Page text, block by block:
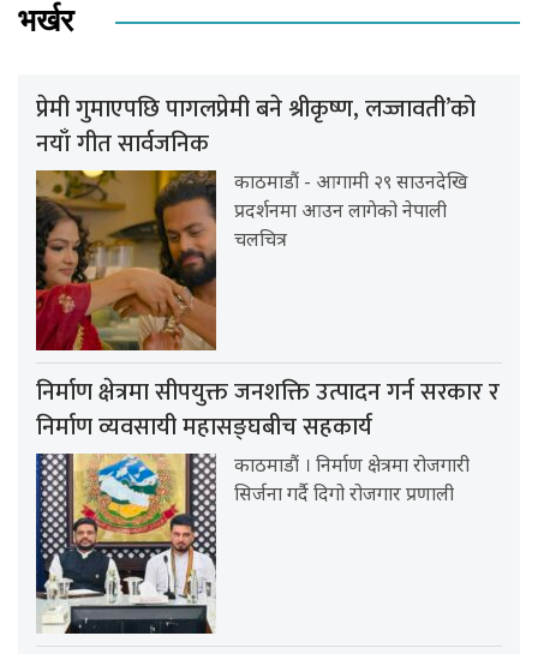
भर्खर
प्रेमी गुमाएपछि पागलप्रेमी बने श्रीकृष्ण, लज्जावती’को
नयाँ गीत सार्वजनिक
काठमाडौं - आगामी २९ साउनदेखि
प्रदर्शनमा आउन लागेको नेपाली
चलचित्र
निर्माण क्षेत्रमा सीपयुक्त जनशक्ति उत्पादन गर्न सरकार र
निर्माण व्यवसायी महासङ्घबीच सहकार्य
काठमाडौं । निर्माण क्षेत्रमा रोजगारी
सिर्जना गर्दै दिगो रोजगार प्रणाली